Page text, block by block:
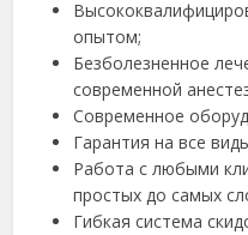
опытом;
Безболезненное
современной
Современное
Гарантия на все
Работа с любыми
простых до самых
Гибкая система